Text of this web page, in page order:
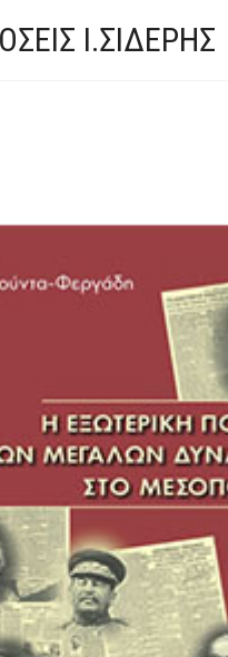
Ι.ΣΙΔΕΡΗΣ